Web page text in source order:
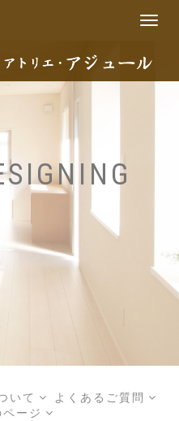
Toggle
いて  よくあるご質問 
ージ 